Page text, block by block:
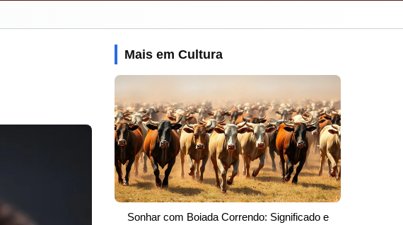
Mais em Cultura
Sonhar com Boiada Correndo: Significado e